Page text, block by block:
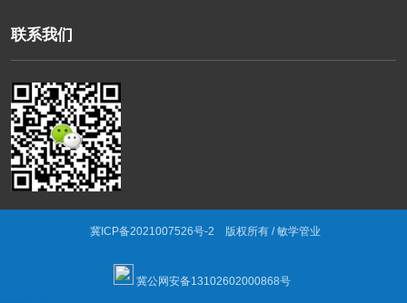
联系我们
冀ICP备2021007526号-2 版权所有 / 敏学管业
冀公网安备13102602000868号